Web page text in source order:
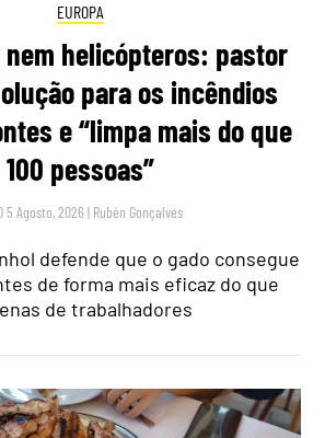
EUROPA
nem helicópteros: pastor
para os incêndios
e “limpa mais do que
100 pessoas”
5 Agosto, 2026 | Rubén Gonçalves
defende que o gado consegue
de forma mais eficaz do que
de trabalhadores